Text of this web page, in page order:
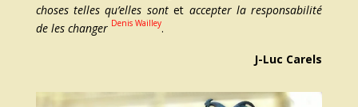
choses telles qu’elles sontet accepter la responsabilité
de les changer Denis Wailley.
J-Luc Carels